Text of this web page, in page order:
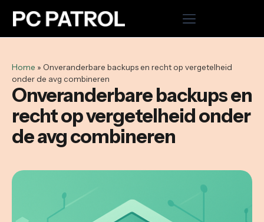
Hosting
Cloud VPS
Domeinnaam registreren
Microsoft 365
WordPress onderhoud uitbesteden
Home » Onveranderbare backups en recht op vergetelheid
onder de avg combineren
Onveranderbare backups en
recht op vergetelheid onder
de avg combineren